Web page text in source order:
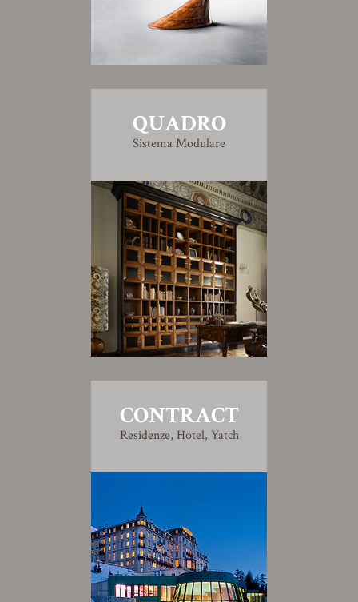
QUADRO
Sistema Modulare
CONTRACT
Residenze, Hotel, Yatch